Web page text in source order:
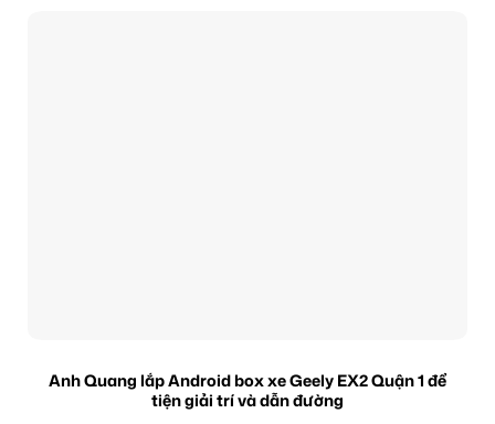
Anh Quang lắp Android box xe Geely EX2 Quận 1 để
tiện giải trí và dẫn đường